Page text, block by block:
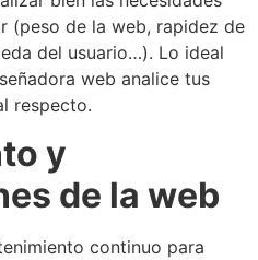
(peso de la web, rapidez de
del usuario…). Lo ideal
web analice tus
respecto.
y
de la web
continuo para